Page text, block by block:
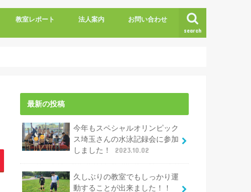
search
教室レポート 法人案内 お問い合わせ
最新の投稿
今年もスペシャルオリンピック
ス埼玉さんの水泳記録会に参加
しました！
2023.10.02
久しぶりの教室でもしっかり運
動することが出来ました！！